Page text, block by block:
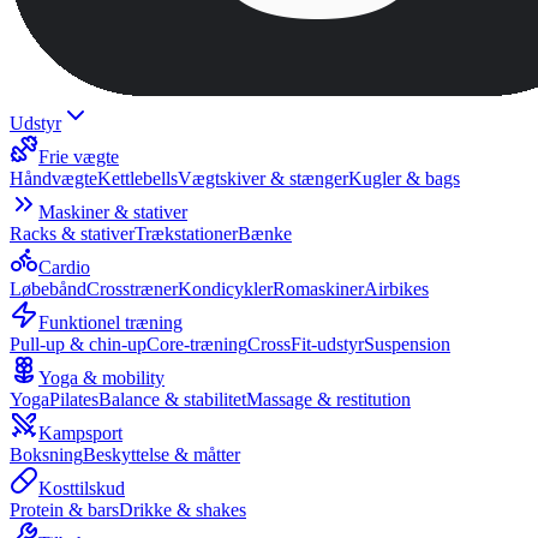
Udstyr
Frie vægte
HåndvægteKettlebellsVægtskiver & stængerKugler & bags
Maskiner & stativer
Racks & stativerTrækstationerBænke
Cardio
LøbebåndCrosstrænerKondicyklerRomaskinerAirbikes
Funktionel træning
Pull-up & chin-upCore-træningCrossFit-udstyrSuspension
Yoga & mobility
YogaPilatesBalance & stabilitetMassage & restitution
Kampsport
BoksningBeskyttelse & måtter
Kosttilskud
Protein & barsDrikke & shakes